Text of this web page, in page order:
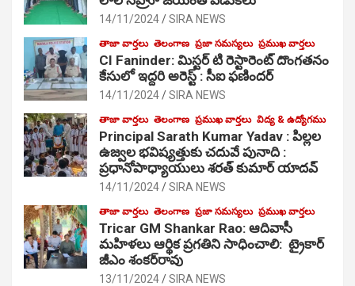
14/11/2024 SIRA NEWS
తాజా వార్తలు తెలంగాణ ప్రజా సమస్యలు ప్రముఖ వార్తలు
CI Faninder: మిస్టర్ టి రెస్టారెంట్ దొంగతనం
కేసులో ఇద్దరి అరెస్ట్ : సీఐ ఫణిందర్
14/11/2024 SIRA NEWS
తాజా వార్తలు తెలంగాణ ప్రముఖ వార్తలు విద్య & ఉద్యోగము
Principal Sarath Kumar Yadav : పిల్లల
ఉజ్వల భవిష్యత్తుకు చదువే పునాది :
ప్రధానోపాధ్యాయులు శరత్ కుమార్ యాదవ్
14/11/2024 SIRA NEWS
తాజా వార్తలు తెలంగాణ ప్రజా సమస్యలు ప్రముఖ వార్తలు
Tricar GM Shankar Rao: ఆదివాసీ
మహిళలు ఆర్థిక ప్రగతిని సాధించాలి: ట్రైకార్
జీఎం శంకర్‌రావు
13/11/2024 SIRA NEWS